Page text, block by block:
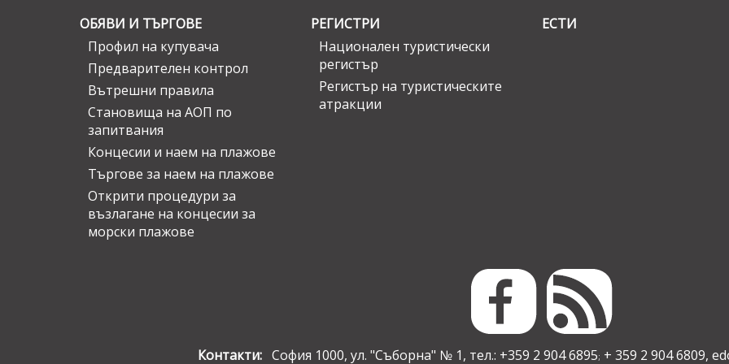
ОБЯВИ И ТЪРГОВЕ
Профил на купувача
Предварителен контрол
Вътрешни правила
Становища на АОП по
запитвания
Концесии и наем на плажове
Търгове за наем на плажове
Открити процедури за
възлагане на концесии за
морски плажове
РЕГИСТРИ
Национален туристически
регистър
Регистър на туристическите
атракции
ЕСТИ
Контакти:София 1000, ул. "Съборна" № 1, тел.: +359 2 904 6895; + 359 2 904 6809,